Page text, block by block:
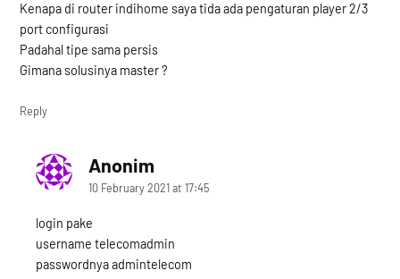
Kenapa di router indihome saya tida ada pengaturan player 2/3
port configurasi
Padahal tipe sama persis
Gimana solusinya master ?
Reply
Anonimsays:
10 February 2021 at 17:45
login pake
username telecomadmin
passwordnya admintelecom